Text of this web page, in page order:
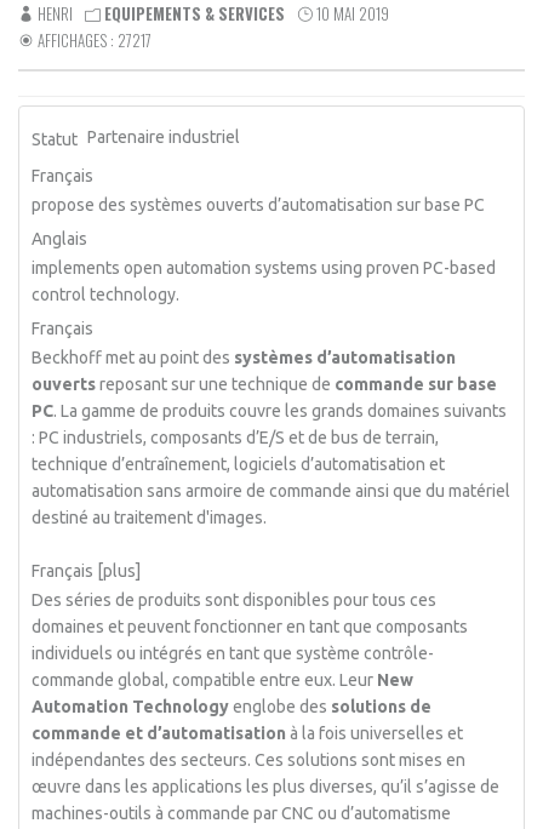
HENRI EQUIPEMENTS & SERVICES
10 MAI 2019
AFFICHAGES : 27217
Statut Partenaire industriel
Français
propose des systèmes ouverts d’automatisation sur base PC
Anglais
implements open automation systems using proven PC-based
control technology.
Français
Beckhoff met au point des systèmes d’automatisation
ouvertsreposant sur une technique de commande sur base
PC. La gamme de produits couvre les grands domaines suivants
: PC industriels, composants d’E/S et de bus de terrain,
technique d’entraînement, logiciels d’automatisation et
automatisation sans armoire de commande ainsi que du matériel
destiné au traitement d'images.
Français [plus]
Des séries de produits sont disponibles pour tous ces
domaines et peuvent fonctionner en tant que composants
individuels ou intégrés en tant que système contrôle-
commande global, compatible entre eux. Leur New
Automation Technologyenglobe des solutions de
commande et d’automatisation à la fois universelles et
indépendantes des secteurs. Ces solutions sont mises en
œuvre dans les applications les plus diverses, qu’il s’agisse de
machines-outils à commande par CNC ou d’automatisme